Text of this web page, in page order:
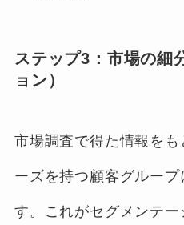
ステップ3：市場の細
ョン）
市場調査で得た情報を
ーズを持つ顧客グループ
す。これがセグメンテー